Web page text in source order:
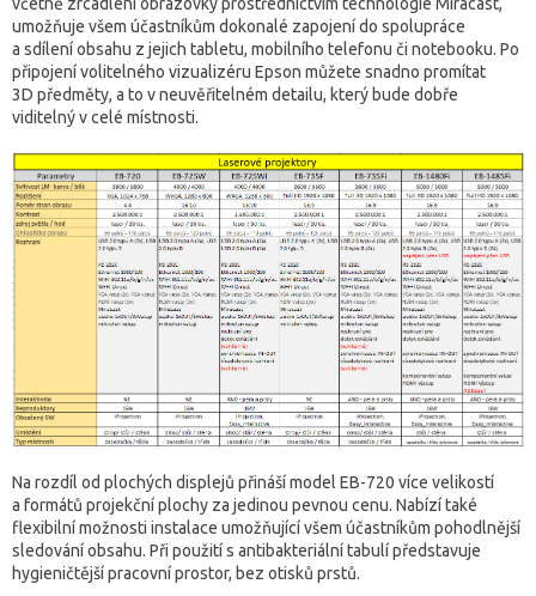
umožňuje všem účastníkům dokonalé zapojení do spolupráce
a sdílení obsahu z jejich tabletu, mobilního telefonu či notebooku. Po
připojení volitelného vizualizéru Epson můžete snadno promítat
3D předměty, a to v neuvěřitelném detailu, který bude dobře
viditelný v celé místnosti.
Na rozdíl od plochých displejů přináší model EB-720 více velikostí
a formátů projekční plochy za jedinou pevnou cenu. Nabízí také
flexibilní možnosti instalace umožňující všem účastníkům pohodlnější
sledování obsahu. Při použití s antibakteriální tabulí představuje
hygieničtější pracovní prostor, bez otisků prstů.